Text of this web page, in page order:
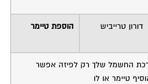
דורון טרייביש הוספת טיימר
החשמל שלך רק לפיזה אפשר
טיימר או לו